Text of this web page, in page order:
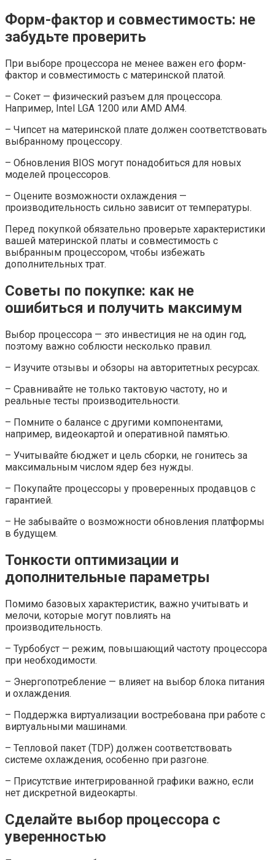
Форм-фактор и совместимость: не
забудьте проверить
При выборе процессора не менее важен его форм-
фактор и совместимость с материнской платой.
– Сокет — физический разъем для процессора.
Например, Intel LGA 1200 или AMD AM4.
– Чипсет на материнской плате должен соответствовать
выбранному процессору.
– Обновления BIOS могут понадобиться для новых
моделей процессоров.
– Оцените возможности охлаждения —
производительность сильно зависит от температуры.
Перед покупкой обязательно проверьте характеристики
вашей материнской платы и совместимость с
выбранным процессором, чтобы избежать
дополнительных трат.
Советы по покупке: как не
ошибиться и получить максимум
Выбор процессора — это инвестиция не на один год,
поэтому важно соблюсти несколько правил.
– Изучите отзывы и обзоры на авторитетных ресурсах.
– Сравнивайте не только тактовую частоту, но и
реальные тесты производительности.
– Помните о балансе с другими компонентами,
например, видеокартой и оперативной памятью.
– Учитывайте бюджет и цель сборки, не гонитесь за
максимальным числом ядер без нужды.
– Покупайте процессоры у проверенных продавцов с
гарантией.
– Не забывайте о возможности обновления платформы
в будущем.
Тонкости оптимизации и
дополнительные параметры
Помимо базовых характеристик, важно учитывать и
мелочи, которые могут повлиять на
производительность.
– Турбобуст — режим, повышающий частоту процессора
при необходимости.
– Энергопотребление — влияет на выбор блока питания
и охлаждения.
– Поддержка виртуализации востребована при работе с
виртуальными машинами.
– Тепловой пакет (TDP) должен соответствовать
системе охлаждения, особенно при разгоне.
– Присутствие интегрированной графики важно, если
нет дискретной видеокарты.
Сделайте выбор процессора с
уверенностью